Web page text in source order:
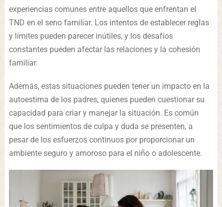
experiencias comunes entre aquellos que enfrentan el
TND en el seno familiar. Los intentos de establecer reglas
y límites pueden parecer inútiles, y los desafíos
constantes pueden afectar las relaciones y la cohesión
familiar.
Además, estas situaciones pueden tener un impacto en la
autoestima de los padres, quienes pueden cuestionar su
capacidad para criar y manejar la situación. Es común
que los sentimientos de culpa y duda se presenten, a
pesar de los esfuerzos continuos por proporcionar un
ambiente seguro y amoroso para el niño o adolescente.